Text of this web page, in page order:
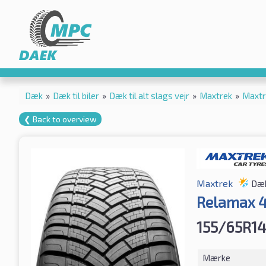
Dæk » Dæk til biler » Dæk til alt slags vejr » Maxtrek »
❮ Back to overview
Maxtrek
Relamax
155/
Mærke